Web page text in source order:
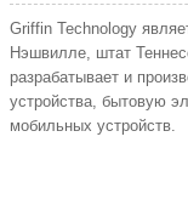
Griffin Technology
Нэшвилле, штат
разрабатывает и
устройства, бытовую
мобильных устройств.